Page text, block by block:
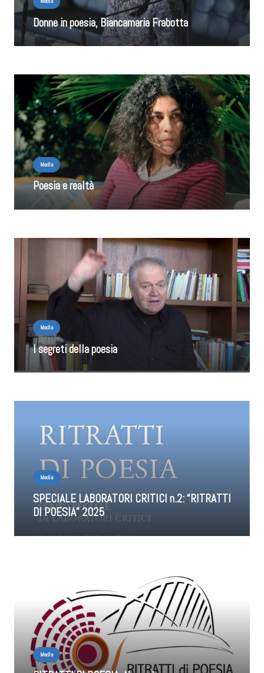
Donne in poesia, Biancamaria Frabotta
Media
Poesia e realtà
Media
I segreti della poesia
Media
SPECIALE LABORATORI CRITICI n.2: “RITRATTI
DI POESIA” 2025
Media